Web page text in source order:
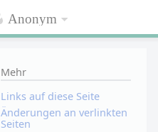
Anonym
Mehr
Links auf diese Seite
Änderungen an verlinkten
Seiten